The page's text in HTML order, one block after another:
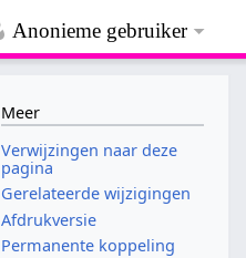
Anonieme gebruiker
Meer
Verwijzingen naar deze
pagina
Gerelateerde wijzigingen
Afdrukversie
Permanente koppeling